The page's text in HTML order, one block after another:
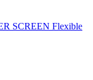
SCREEN Flexible